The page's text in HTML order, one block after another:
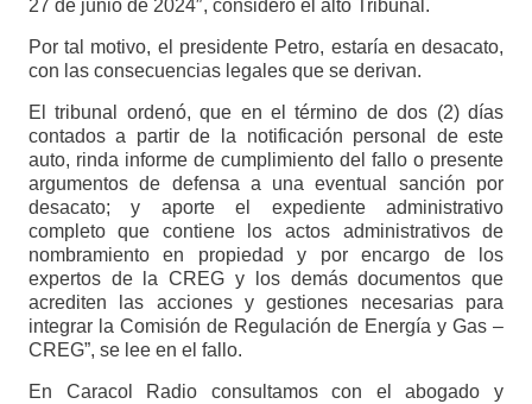
27 de junio de 2024″, consideró el alto Tribunal.
Por tal motivo, el presidente Petro, estaría en desacato,
con las consecuencias legales que se derivan.
El tribunal ordenó, que en el término de dos (2) días
contados a partir de la notificación personal de este
auto, rinda informe de cumplimiento del fallo o presente
argumentos de defensa a una eventual sanción por
desacato; y aporte el expediente administrativo
completo que contiene los actos administrativos de
nombramiento en propiedad y por encargo de los
expertos de la CREG y los demás documentos que
acrediten las acciones y gestiones necesarias para
integrar la Comisión de Regulación de Energía y Gas –
CREG”, se lee en el fallo.
En Caracol Radio consultamos con el abogado y